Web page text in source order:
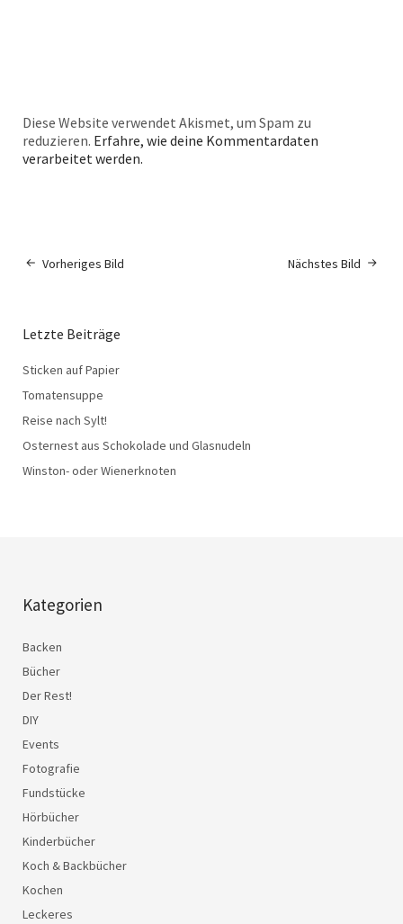
Diese Website verwendet Akismet, um Spam zu
reduzieren. Erfahre, wie deine Kommentardaten
verarbeitet werden.
Nächstes Bild
Vorheriges Bild
Letzte Beiträge
Sticken auf Papier
Tomatensuppe
Reise nach Sylt!
Osternest aus Schokolade und Glasnudeln
Winston- oder Wienerknoten
Kategorien
Backen
Bücher
Der Rest!
DIY
Events
Fotografie
Fundstücke
Hörbücher
Kinderbücher
Koch & Backbücher
Kochen
Leckeres